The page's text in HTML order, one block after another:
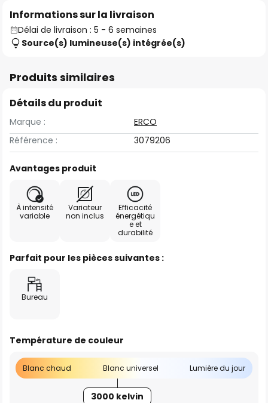
Informations sur la livraison
Délai de livraison : 5 - 6 semaines
Source(s) lumineuse(s) intégrée(s)
Produits similaires
Détails du produit
Marque :
ERCO
Référence :
3079206
Avantages produit
À intensité
variable
Variateur
non inclus
Efficacité
énergétiqu
e et
durabilité
Parfait pour les pièces suivantes :
Bureau
Température de couleur
Blanc chaud Blanc universel Lumière du jour
3000 kelvin